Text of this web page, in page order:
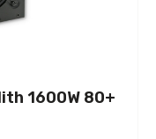
1600W 80+